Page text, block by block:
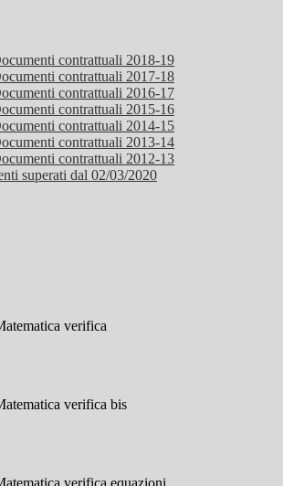
contrattuali 2018-19
contrattuali 2017-18
contrattuali 2016-17
contrattuali 2015-16
contrattuali 2014-15
contrattuali 2013-14
contrattuali 2012-13
superati dal 02/03/2020
verifica
verifica bis
verifica equazioni